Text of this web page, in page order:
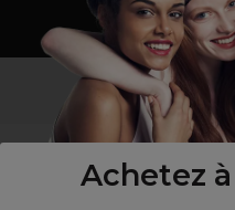
Achetez
Vous n’êtes
Visitez notre site